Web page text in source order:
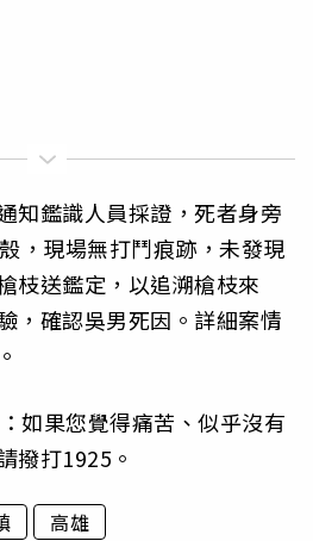
知鑑識人員採證，死者身旁
，現場無打鬥痕跡，未發現
枝送鑑定，以追溯槍枝來
，確認吳男死因。詳細案情
如果您覺得痛苦、似乎沒有
撥打1925。
高雄